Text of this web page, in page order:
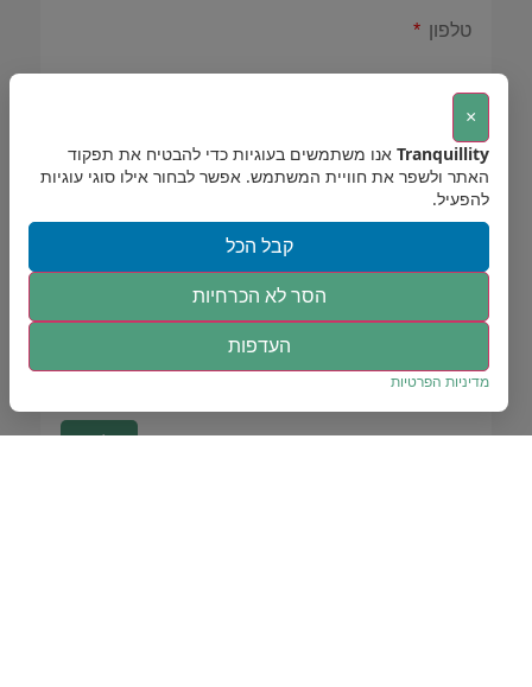
טלפון
הודעה
אני מסכים כי פרטיי יישמרו וייעשה בהם שימוש
לצורך טיפול בפנייתי, בהתאם ל-
האתר.
×
Tranquillity אנו משתמשים בעוגיות כדי להבטיח את תפקוד
האתר ולשפר את חוויית המשתמש. אפשר לבחור אילו סוגי עוגיות
להפעיל.
קבל הכל
הסר לא הכרחיות
העדפות
מדיניות הפרטיות